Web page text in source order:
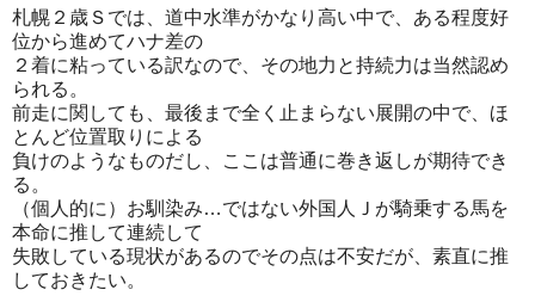
札幌２歳Ｓでは、道中水準がかなり高い中で、ある程度好
位から進めてハナ差の
２着に粘っている訳なので、その地力と持続力は当然認め
られる。
前走に関しても、最後まで全く止まらない展開の中で、ほ
とんど位置取りによる
負けのようなものだし、ここは普通に巻き返しが期待でき
る。
（個人的に）お馴染み…ではない外国人Ｊが騎乗する馬を
本命に推して連続して
失敗している現状があるのでその点は不安だが、素直に推
しておきたい。